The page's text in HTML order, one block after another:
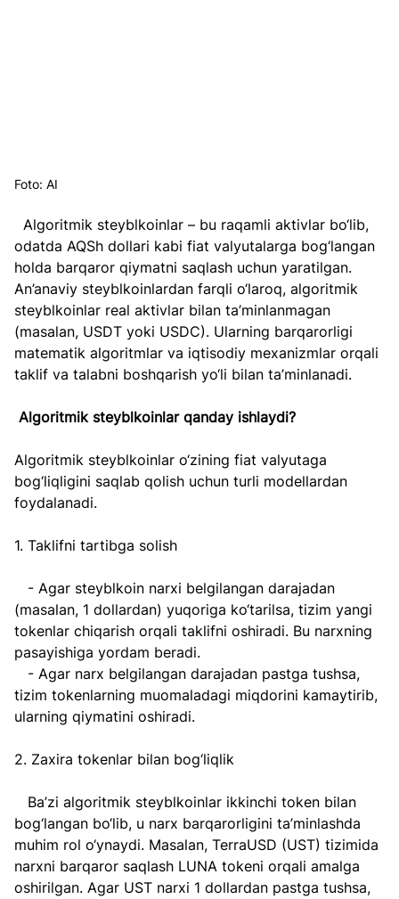
Foto: AI
odatda AQSh dollari kabi fiat valyutalarga bog‘langan
holda barqaror qiymatni saqlash uchun yaratilgan.
An’anaviy steyblkoinlardan farqli o‘laroq, algoritmik
steyblkoinlar real aktivlar bilan ta’minlanmagan
(masalan, USDT yoki USDC). Ularning barqarorligi
matematik algoritmlar va iqtisodiy mexanizmlar orqali
taklif va talabni boshqarish yo‘li bilan ta’minlanadi.
Algoritmik steyblkoinlar qanday ishlaydi?
Algoritmik steyblkoinlar o‘zining fiat valyutaga
bog‘liqligini saqlab qolish uchun turli modellardan
foydalanadi.
1. Taklifni tartibga solish
(masalan, 1 dollardan) yuqoriga ko‘tarilsa, tizim yangi
tokenlar chiqarish orqali taklifni oshiradi. Bu narxning
pasayishiga yordam beradi.
tizim tokenlarning muomaladagi miqdorini kamaytirib,
ularning qiymatini oshiradi.
2. Zaxira tokenlar bilan bog‘liqlik
bog‘langan bo‘lib, u narx barqarorligini ta’minlashda
muhim rol o‘ynaydi. Masalan, TerraUSD (UST) tizimida
narxni barqaror saqlash LUNA tokeni orqali amalga
oshirilgan. Agar UST narxi 1 dollardan pastga tushsa,